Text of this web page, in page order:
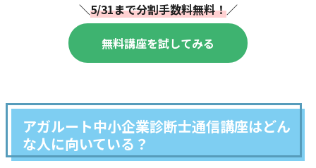
＼5/31まで分割手数料無料！／
無料講座を試してみる
アガルート中小企業診断士通信講座はどん
な人に向いている？